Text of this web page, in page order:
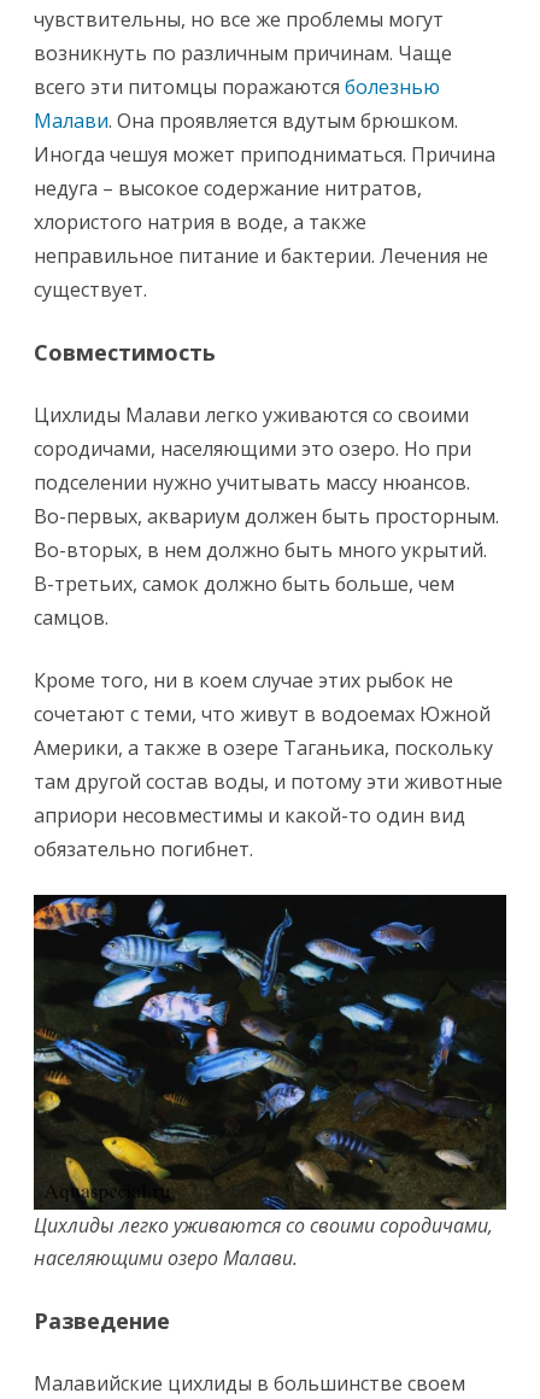
чувствительны, но все же проблемы могут
возникнуть по различным причинам. Чаще
всего эти питомцы поражаются болезнью
Малави. Она проявляется вдутым брюшком.
Иногда чешуя может приподниматься. Причина
недуга – высокое содержание нитратов,
хлористого натрия в воде, а также
неправильное питание и бактерии. Лечения не
существует.
Совместимость
Цихлиды Малави легко уживаются со своими
сородичами, населяющими это озеро. Но при
подселении нужно учитывать массу нюансов.
Во-первых, аквариум должен быть просторным.
Во-вторых, в нем должно быть много укрытий.
В-третьих, самок должно быть больше, чем
самцов.
Кроме того, ни в коем случае этих рыбок не
сочетают с теми, что живут в водоемах Южной
Америки, а также в озере Таганьика, поскольку
там другой состав воды, и потому эти животные
априори несовместимы и какой-то один вид
обязательно погибнет.
Цихлиды легко уживаются со своими сородичами,
населяющими озеро Малави.
Разведение
Малавийские цихлиды в большинстве своем